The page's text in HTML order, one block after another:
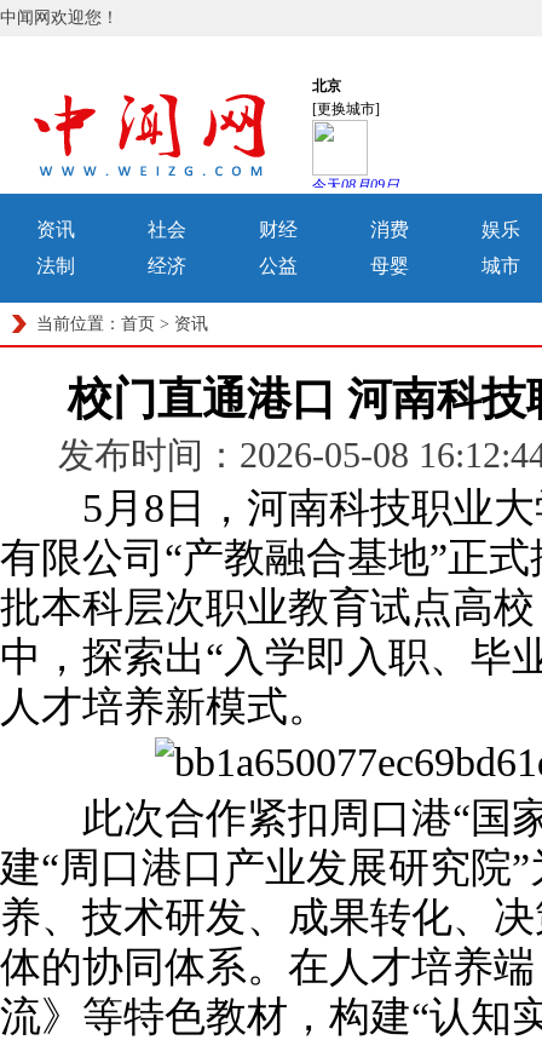
中闻网欢迎您！
资讯 社会 财经 消费
娱乐
法制
经济 公益 母婴 城市
当前位置： 首页 > 资讯
校门直通港口 河南科
发布时间：2026-05-08
5月8日，河南科技职业大
有限公司“产教融合基地”正
批本科层次职业教育试点高
中，探索出“入学即入职、毕
人才培养新模式。
此次合作紧扣周口港“国
建“周口港口产业发展研究院
养、技术研发、成果转化、
体的协同体系。在人才培养
流》等特色教材，构建“认